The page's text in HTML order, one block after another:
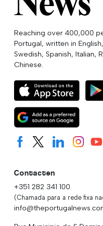
Reaching over 400,000
Portugal, written in
Swedish, Spanish, Italian,
Chinese.
Contacten
+351 282 341 100
(Chamada para a rede fixa